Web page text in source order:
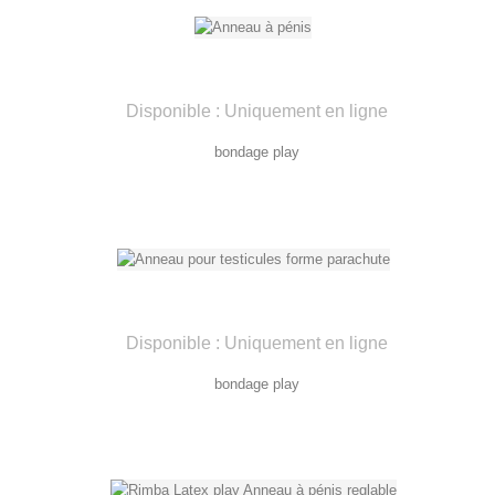
Disponible : Uniquement en ligne
bondage play
Disponible : Uniquement en ligne
bondage play